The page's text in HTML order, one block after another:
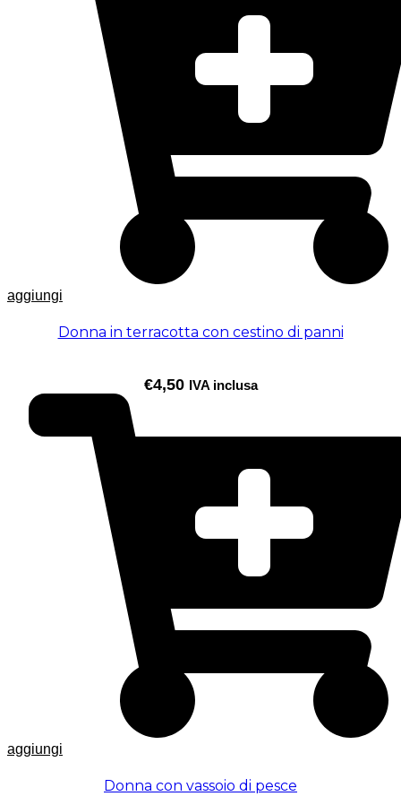
aggiungi
Donna in terracotta con cestino di panni
€4,50 IVA inclusa
aggiungi
Donna con vassoio di pesce